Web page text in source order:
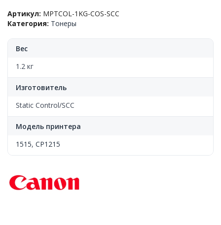
заправки
картриджей
CLJ
CP1215/1515
Canon™
фл.
Control/Odyssey®
Артикул: MPTCOL-1KG-COS-SCC
Категория: Тонеры
Вес
1.2 кг
Изготовитель
Static Control/SCC
Модель принтера
1515, CP1215